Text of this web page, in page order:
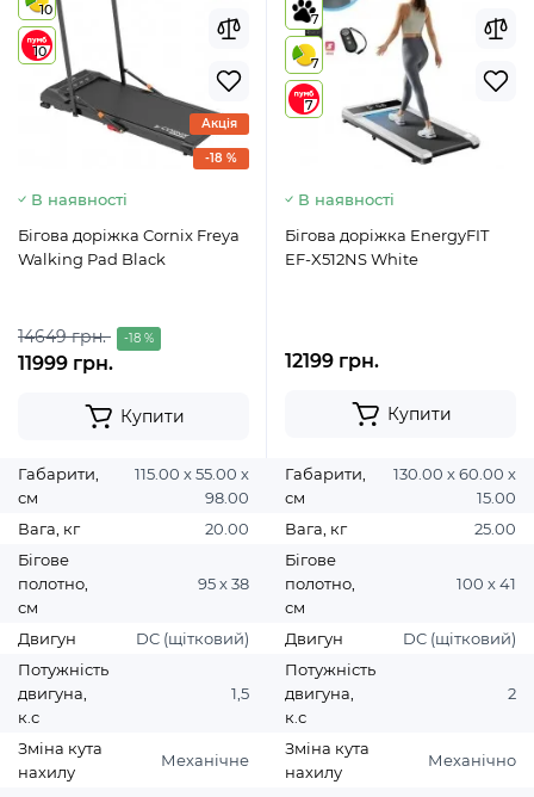
10
10
-18 %
Акція
В наявності
Бігова доріжка Cornix Freya
Walking Pad Black
14649 грн. -18 %
11999 грн.
Купити
Габарити,
см
115.00 х 55.00 х
98.00
Вага, кг
20.00
Бігове
полотно,
см
95 х 38
Двигун
DC (щітковий)
Потужність
двигуна,
к.с
1,5
Зміна кута
нахилу
Механічне
7
7
7
В наявності
Бігова доріжка EnergyFIT
EF-X512NS White
12199 грн.
Купити
Габарити,
см
130.00 х 60.00 х
15.00
Вага, кг
25.00
Бігове
полотно,
см
100 х 41
Двигун
DC (щітковий)
Потужність
двигуна,
к.с
2
Зміна кута
нахилу
Механічно